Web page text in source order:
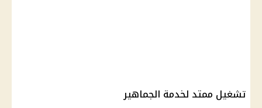
تشغيل ممتد لخدمة الجماهير